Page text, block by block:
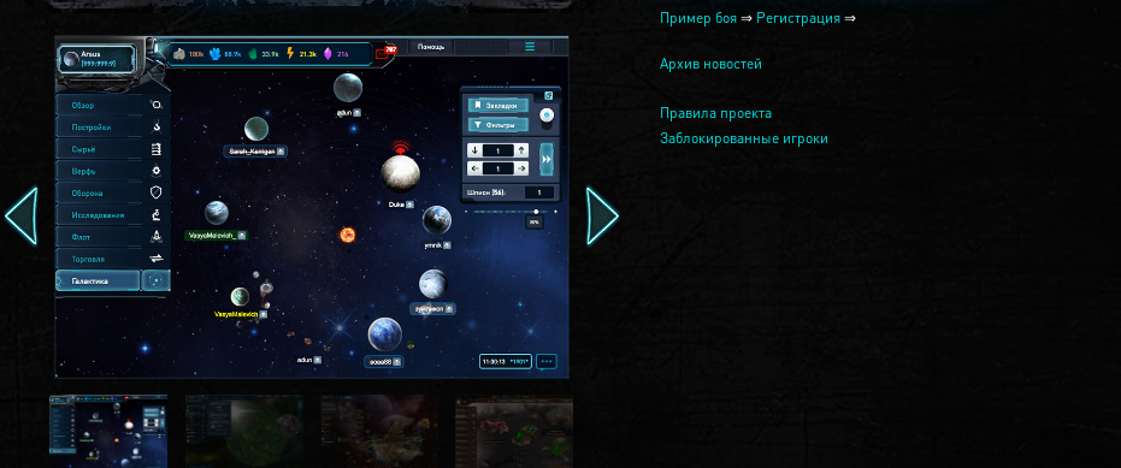
Пример боя ⇒ Регистрация ⇒
Архив новостей
Правила проекта
Заблокированные игроки